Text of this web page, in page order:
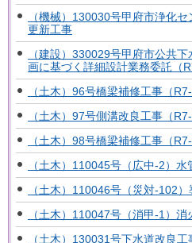
（機械）130030号甲府市浄化
更新工事
（建設）330029号甲府市公共
画に基づく詳細設計業務委託（
（土木）96号橋梁補修工事（R7-
（土木）97号側溝改良工事（R7-
（土木）98号橋梁補修工事（R7-
（土木）110045号（広中-2）
（土木）110046号（災対-102
（土木）110047号（消甲-1）
（土木）130031号下水道改良工